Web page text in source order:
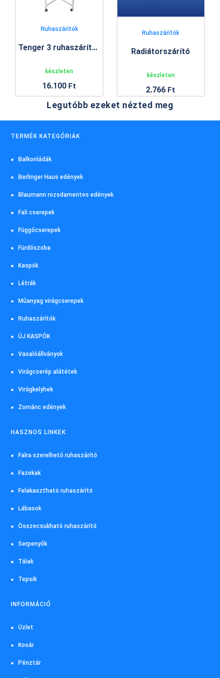
Ruhaszárítók
Tenger 3 ruhaszárító állvány
készleten
16.100 Ft
Ruhaszárítók
Radiátorszárító
készleten
2.766 Ft
Legutóbb ezeket nézted meg
TERMÉK KATEGÓRIÁK
Balkonládák
Berlinger Haus edények
Blaumann rozsdamentes edények
Fali cserepek
Függőcserepek
Fürdőszoba
Kaspók
Létrák
Műanyag virágcserepek
Ruhaszárítók
ÚJ KASPÓK
Vasalóállványok
Virágcserép alátétek
Virágkelyhek
Zománc edények
HASZNOS LINKEK
Falra szerelhető ruhaszárító
Fazekak
Felakasztható ruhaszárító
Lábasok
Összecsukható ruhaszárító
Serpenyők
Tálak
Tepsik
INFORMÁCIÓ
Üzlet
Kosár
Pénztár